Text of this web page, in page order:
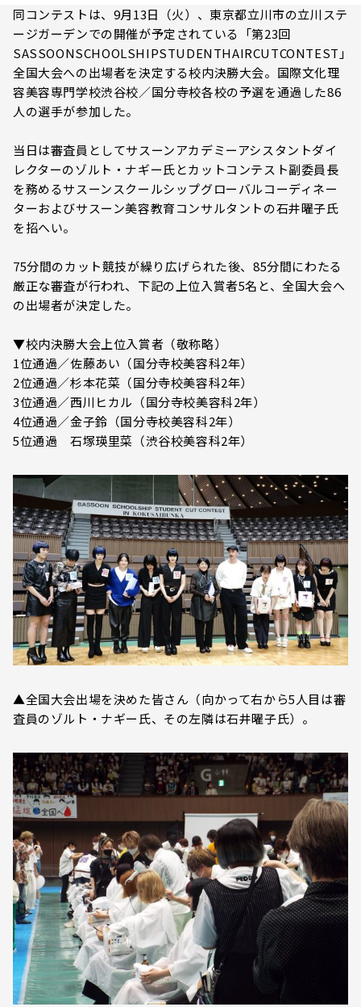
同コンテストは、9月13日（火）、東京都立川市の立川ステ
ージガーデンでの開催が予定されている「第23回
SASSOONSCHOOLSHIPSTUDENTHAIRCUTCONTEST」
全国大会への出場者を決定する校内決勝大会。国際文化理
容美容専門学校渋谷校／国分寺校各校の予選を通過した86
人の選手が参加した。
当日は審査員としてサスーンアカデミーアシスタントダイ
レクターのゾルト・ナギー氏とカットコンテスト副委員長
を務めるサスーンスクールシップグローバルコーディネー
ターおよびサスーン美容教育コンサルタントの石井曜子氏
を招へい。
75分間のカット競技が繰り広げられた後、85分間にわたる
厳正な審査が行われ、下記の上位入賞者5名と、全国大会へ
の出場者が決定した。
▼校内決勝大会上位入賞者（敬称略）
1位通過／佐藤あい（国分寺校美容科2年）
2位通過／杉本花菜（国分寺校美容科2年）
3位通過／西川ヒカル（国分寺校美容科2年）
4位通過／金子鈴（国分寺校美容科2年）
5位通過 石塚瑛里菜（渋谷校美容科2年）
▲全国大会出場を決めた皆さん（向かって右から5人目は審
査員のゾルト・ナギー氏、その左隣は石井曜子氏）。